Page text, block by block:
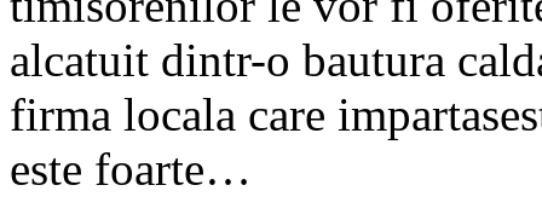
alcatuit dintr-o bautura
firma locala care
este foarte…